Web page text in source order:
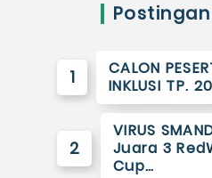
1
CALON
INKLUSI TP.
2
VIRUS
Juara 3
Cup…